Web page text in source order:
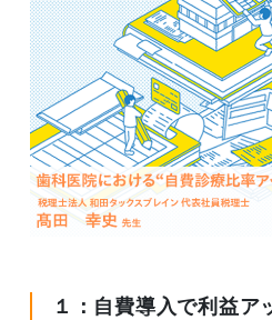
１：自費導入で利益ア